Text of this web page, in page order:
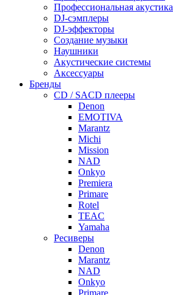
Профессиональная акустика
DJ-сэмплеры
DJ-эффекторы
Создание музыки
Наушники
Акустические системы
Аксессуары
Бренды
CD / SACD плееры
Denon
EMOTIVA
Marantz
Michi
Mission
NAD
Onkyo
Premiera
Primare
Rotel
TEAC
Yamaha
Ресиверы
Denon
Marantz
NAD
Onkyo
Primare